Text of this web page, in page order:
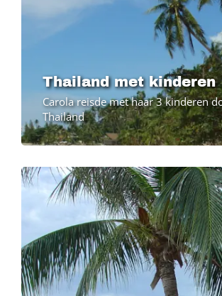
Thailand met kinderen
Carola reisde met haar 3 kinderen
Thailand